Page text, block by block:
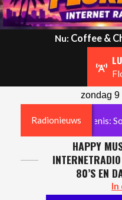
Nu: Coffee &
zondag 9
Radionieuws
radiogeschiedenis: Soul &
HAPPY
80’S EN
In